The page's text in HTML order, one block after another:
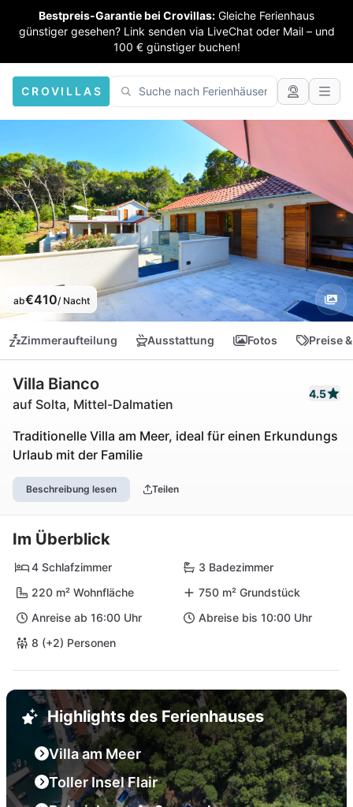
Bestpreis-Garantie bei Crovillas: Gleiche Ferienhaus
günstiger gesehen? Link senden via LiveChat oder Mail – und
100 € günstiger buchen!
CROVILLAS
ab€410/ Nacht
Zimmeraufteilung Ausstattung Fotos Preise
Villa Bianco
auf Solta, Mittel-Dalmatien
4.5
Traditionelle Villa am Meer, ideal für einen Erkundungs
Urlaub mit der Familie
Beschreibung lesen Teilen
Im Überblick
4 Schlafzimmer
3 Badezimmer
220 m² Wohnfläche
750 m² Grundstück
Anreise ab 16:00 Uhr
Abreise bis 10:00 Uhr
8 (+2) Personen
Highlights des Ferienhauses
Villa am Meer
Toller Insel Flair